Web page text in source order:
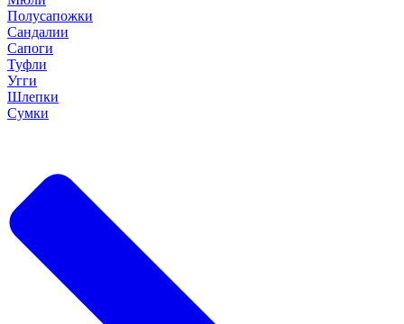
Полусапожки
Сандалии
Сапоги
Туфли
Угги
Шлепки
Сумки